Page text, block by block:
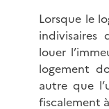
Lorsque le
indivisaires
louer
logement
autre que
fiscalement